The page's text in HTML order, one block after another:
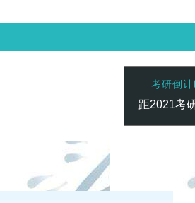
考研倒
距2021考
天生赢家 一触即发